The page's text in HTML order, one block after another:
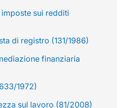
sui redditi
di registro (131/1986)
finanziaria
1972)
sul lavoro (81/2008)